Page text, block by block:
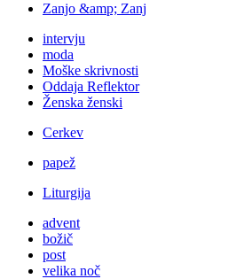
Zanjo &amp; Zanj
intervju
moda
Moške skrivnosti
Oddaja Reflektor
Ženska ženski
Cerkev
papež
Liturgija
advent
božič
post
velika noč